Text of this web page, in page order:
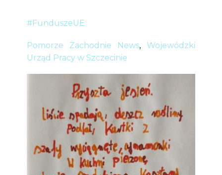
jakość edukacji
#FunduszeUE
Pomorze Zachodnie News, Wojewódzki
Urząd Pracy w Szczecinie